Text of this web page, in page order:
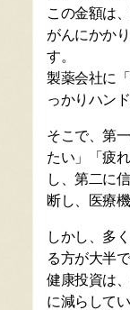
この金額は
がんにかか
す。
製薬会社に
っかりハン
そこで、第
たい」「疲
し、第二に
断し、医療
しかし、多
る方が大半
健康投資は
に減らして